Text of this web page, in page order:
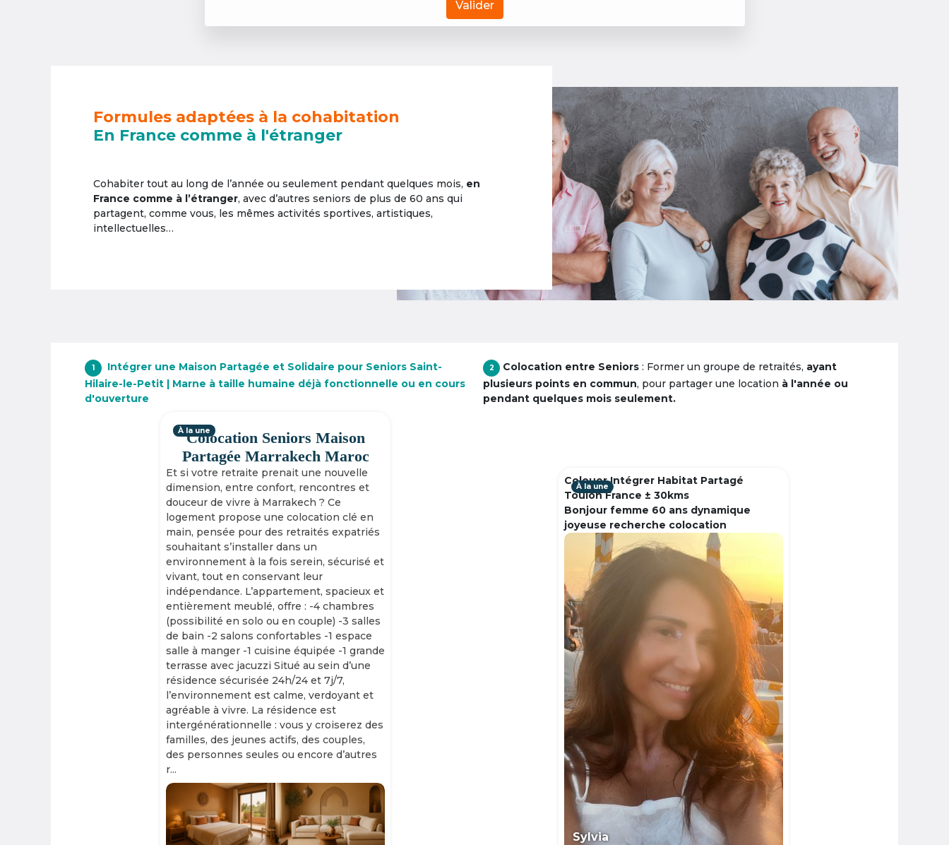
Valider
Formules adaptées à la cohabitation
En France comme à l'étranger
Cohabiter tout au long de l’année ou seulement pendant quelques mois, en
France comme à l’étranger, avec d’autres seniors de plus de 60 ans qui
partagent, comme vous, les mêmes activités sportives, artistiques,
intellectuelles…
1
Intégrer une Maison Partagée et Solidaire pour Seniors Saint-
Hilaire-le-Petit | Marne à taille humaine déjà fonctionnelle ou en cours
d'ouverture
Colocation Seniors Maison
Partagée Marrakech Maroc
Et si votre retraite prenait une nouvelle
dimension, entre confort, rencontres et
douceur de vivre à Marrakech ? Ce
logement propose une colocation clé en
main, pensée pour des retraités expatriés
souhaitant s’installer dans un
environnement à la fois serein, sécurisé et
vivant, tout en conservant leur
indépendance. L’appartement, spacieux et
entièrement meublé, offre : -4 chambres
(possibilité en solo ou en couple) -3 salles
de bain -2 salons confortables -1 espace
salle à manger -1 cuisine équipée -1 grande
terrasse avec jacuzzi Situé au sein d’une
résidence sécurisée 24h/24 et 7j/7,
l’environnement est calme, verdoyant et
agréable à vivre. La résidence est
intergénérationnelle : vous y croiserez des
familles, des jeunes actifs, des couples,
des personnes seules ou encore d’autres
r...
À la une
Slide 1 of 11
2 Colocation entre Seniors : Former un groupe de retraités, ayant
plusieurs points en commun, pour partager une location à l'année ou
pendant quelques mois seulement.
Colouer Intégrer Habitat Partagé
Toulon France ± 30kms
Bonjour femme 60 ans dynamique
joyeuse recherche colocation
À la une
Sylvia